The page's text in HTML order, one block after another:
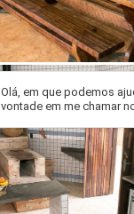
Olá, em que podemos
vontade em me chamar